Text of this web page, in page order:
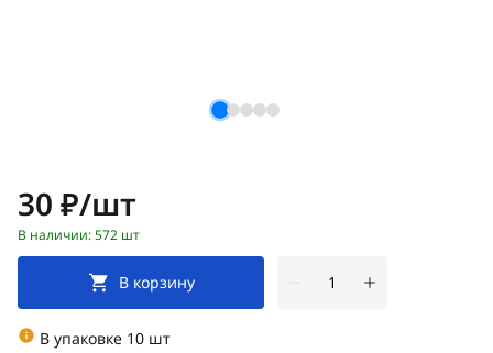
Цена:
30 ₽/шт
В наличии: 572 шт
В корзину
В упаковке 10 шт